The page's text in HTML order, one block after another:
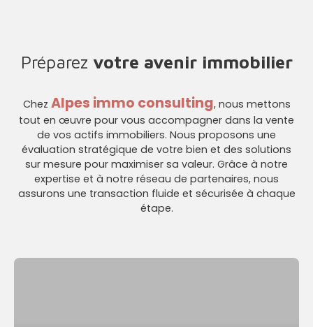
Préparez votre avenir immobilier
Chez Alpes immo consulting, nous mettons
tout en œuvre pour vous accompagner dans la vente
de vos actifs immobiliers. Nous proposons une
évaluation stratégique de votre bien et des solutions
sur mesure pour maximiser sa valeur. Grâce à notre
expertise et à notre réseau de partenaires, nous
assurons une transaction fluide et sécurisée à chaque
étape.